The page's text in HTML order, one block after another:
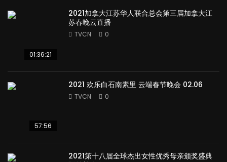
01:36:21
2021加拿大江苏华人联合总会第三届加拿大江
苏春晚云直播
TVCN 0
57:56
2021 欢乐白石南素里 云端春节晚会 02.06
TVCN 0
2021第十八届全球杰出女性优秀母亲颁奖盛典